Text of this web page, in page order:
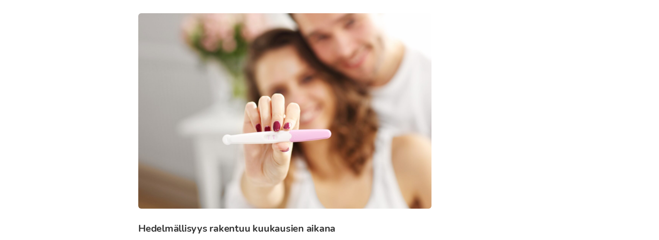
Hedelmällisyys rakentuu kuukausien aikana